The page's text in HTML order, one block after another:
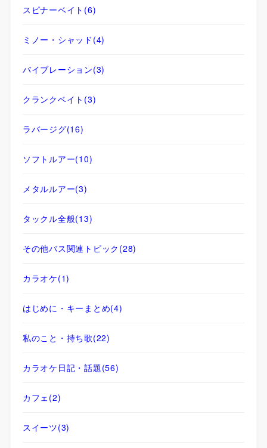
スピナーベイト (6)
ミノー・シャッド (4)
バイブレーション(3)
クランクベイト (3)
ラバージグ(16)
ソフトルアー(10)
メタルルアー(3)
タックル全般(13)
その他バス関連トピック (28)
カラオケ(1)
はじめに・キーまとめ(4)
私のこと・持ち歌(22)
カラオケ日記・話題(56)
カフェ (2)
スイーツ(3)